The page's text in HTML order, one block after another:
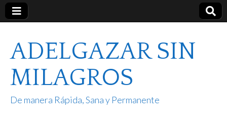
ADELGAZAR SIN
MILAGROS
De manera Rápida, Sana y Permanente